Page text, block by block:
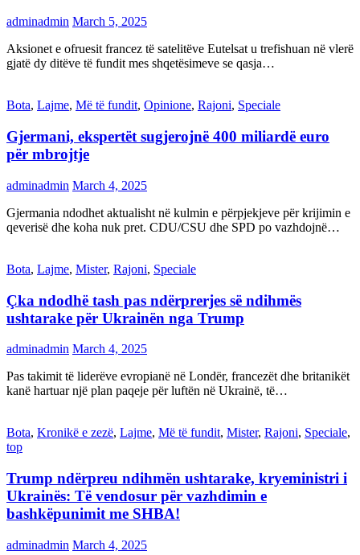
adminadmin March 5, 2025
Aksionet e ofruesit francez të satelitëve Eutelsat u trefishuan në vlerë
gjatë dy ditëve të fundit mes shqetësimeve se qasja…
Bota, Lajme, Më të fundit, Opinione, Rajoni, Speciale
Gjermani, ekspertët sugjerojnë 400 miliardë euro
për mbrojtje
adminadmin March 4, 2025
Gjermania ndodhet aktualisht në kulmin e përpjekjeve për krijimin e
qeverisë dhe koha nuk pret. CDU/CSU dhe SPD po vazhdojnë…
Bota, Lajme, Mister, Rajoni, Speciale
Çka ndodhë tash pas ndërprerjes së ndihmës
ushtarake për Ukrainën nga Trump
adminadmin March 4, 2025
Pas takimit të liderëve evropianë në Londër, francezët dhe britanikët
kanë hartuar një plan paqeje për luftën në Ukrainë, të…
Bota, Kronikë e zezë, Lajme, Më të fundit, Mister, Rajoni, Speciale,
top
Trump ndërpreu ndihmën ushtarake, kryeministri i
Ukrainës: Të vendosur për vazhdimin e
bashkëpunimit me SHBA!
adminadmin March 4, 2025